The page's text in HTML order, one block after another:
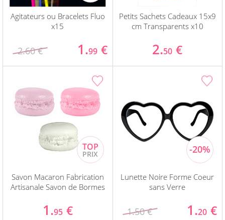
Agitateurs ou Bracelets Fluo
x15
2.60 € 1.99 €
Petits Sachets Cadeaux 15x9
cm Transparents x10
2.50 €
Savon Macaron Fabrication
Artisanale Savon de Bormes
1.95 €
Lunette Noire Forme Coeur
sans Verre
1.50 € 1.20 €